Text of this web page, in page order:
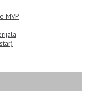
MVP